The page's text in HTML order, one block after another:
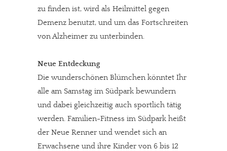
zu finden ist, wird als Heilmittel gegen
Demenz benutzt, und um das Fortschreiten
von Alzheimer zu unterbinden.
Neue Entdeckung
Die wunderschönen Blümchen könntet Ihr
alle am Samstag im Südpark bewundern
und dabei gleichzeitig auch sportlich tätig
werden. Familien-Fitness im Südpark heißt
der Neue Renner und wendet sich an
Erwachsene und ihre Kinder von 6 bis 12